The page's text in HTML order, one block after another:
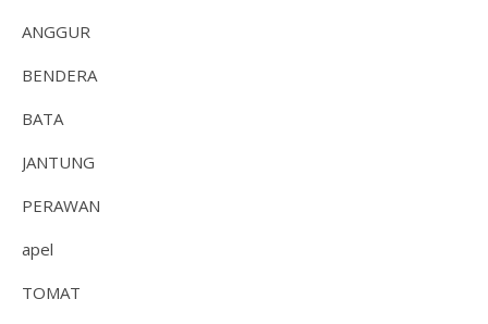
ANGGUR
BENDERA
BATA
JANTUNG
PERAWAN
apel
TOMAT